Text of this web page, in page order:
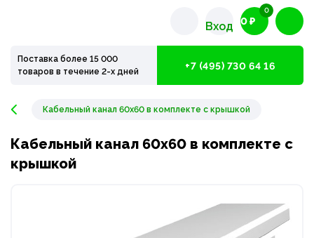
Вход 0 ₽
0
Поставка более 15 000
товаров в течение 2-х дней
+7 (495) 730 64 16
Кабельный канал 60х60 в комплекте с крышкой
Кабельный канал 60х60 в комплекте с
крышкой